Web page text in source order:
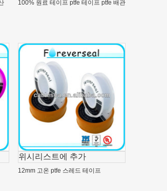
100% 원료 테이프 ptfe 테이프 ptfe 배관
위시리스트에 추가
12mm 고온 ptfe 스레드 테이프